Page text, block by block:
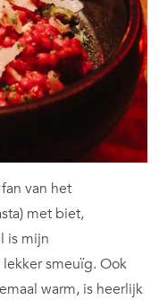
van het
met biet,
is mijn
smeuïg. Ook
warm, is heerlijk